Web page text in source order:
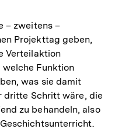
– zweitens –
Projekttag geben,
Verteilaktion
Funktion
was sie damit
dritte Schritt wäre, die
zu behandeln, also